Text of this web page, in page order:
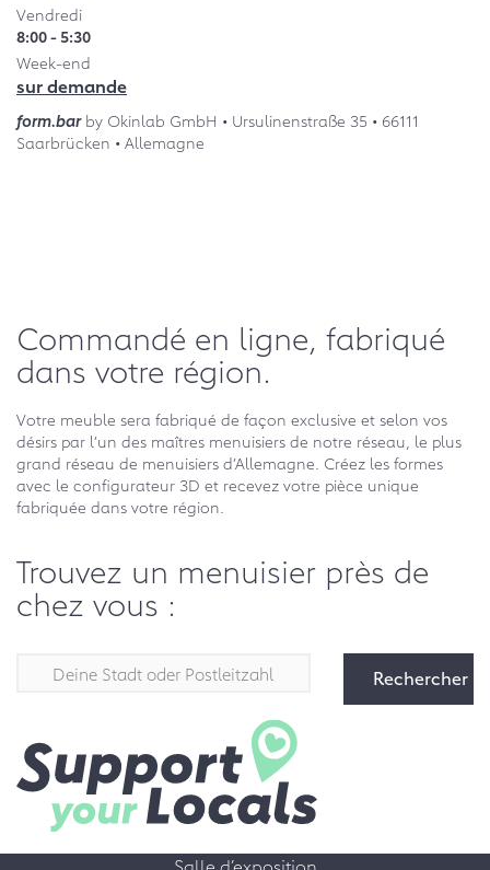
Vendredi
8:00 - 5:30
Week-end
sur demande
form.barby Okinlab GmbH • Ursulinenstraße 35 • 66111
Saarbrücken • Allemagne
Commandé en ligne, fabriqué
dans votre région.
Votre meuble sera fabriqué de façon exclusive et selon vos
désirs par l’un des maîtres menuisiers de notre réseau, le plus
grand réseau de menuisiers d’Allemagne. Créez les formes
avec le configurateur 3D et recevez votre pièce unique
fabriquée dans votre région.
Trouvez un menuisier près de
chez vous :
Rechercher
Salle d’exposition